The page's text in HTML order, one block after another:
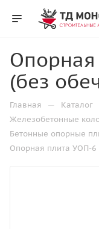
(без
Главная — Каталог
Железобетонные
Бетонные опорные
Опорная плита УОП-6